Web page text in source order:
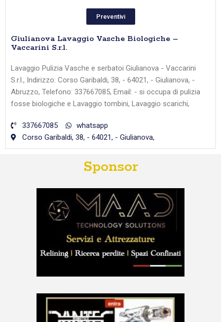
Preventivi
Giulianova Lavaggio Vasche Biologiche –
Vaccarini S.r.l.
Lavaggio Pulizia Vasche e serbatoi Giulianova - Vaccarini
S.r.l., Indirizzo: Corso Garibaldi, 38, - 64021, - Giulianova, -
Abruzzo, Telefono: 337667085, Email: - si occupa di pulizia
fosse biologiche e Lavaggio tombini, Lavaggio scarichi,
337667085
whatsapp
Corso Garibaldi, 38, - 64021, - Giulianova,
Sponsor